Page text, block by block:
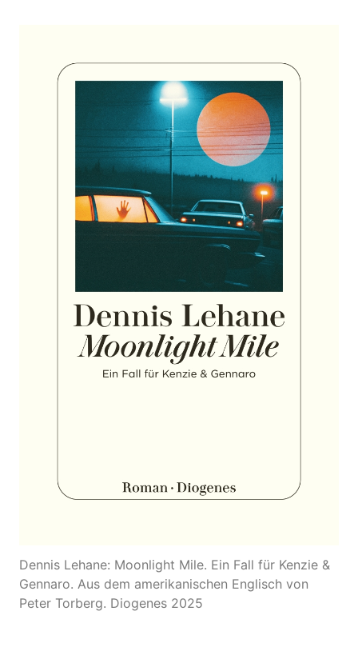
Dennis Lehane: Moonlight Mile. Ein Fall für Kenzie &
Gennaro. Aus dem amerikanischen Englisch von
Peter Torberg. Diogenes 2025